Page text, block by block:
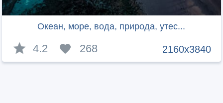
Океан, море, вода, природа, утес...
2160x3840
4.2 268